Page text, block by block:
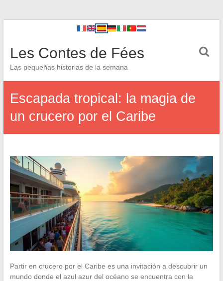
Les Contes de Fées
Las pequeñas historias de la semana
Escapada tropical: la magia de
un crucero por el Caribe
Partir en crucero por el Caribe es una invitación a descubrir un
mundo donde el azul azur del océano se encuentra con la